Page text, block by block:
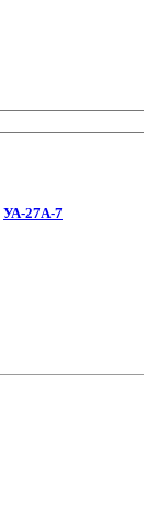
УА-27А-7